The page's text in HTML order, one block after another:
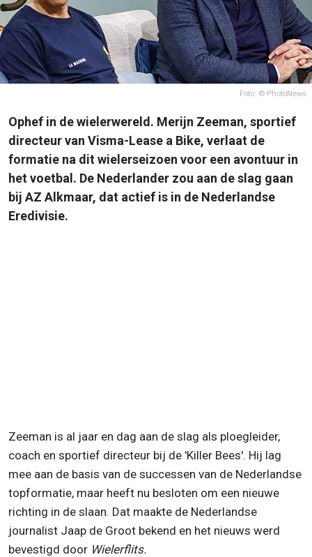
Foto: © PhotoNews
Ophef in de wielerwereld. Merijn Zeeman, sportief
directeur van Visma-Lease a Bike, verlaat de
formatie na dit wielerseizoen voor een avontuur in
het voetbal. De Nederlander zou aan de slag gaan
bij AZ Alkmaar, dat actief is in de Nederlandse
Eredivisie.
Zeeman is al jaar en dag aan de slag als ploegleider,
coach en sportief directeur bij de 'Killer Bees'. Hij lag
mee aan de basis van de successen van de Nederlandse
topformatie, maar heeft nu besloten om een nieuwe
richting in de slaan. Dat maakte de Nederlandse
journalist Jaap de Groot bekend en het nieuws werd
bevestigd door Wielerflits.